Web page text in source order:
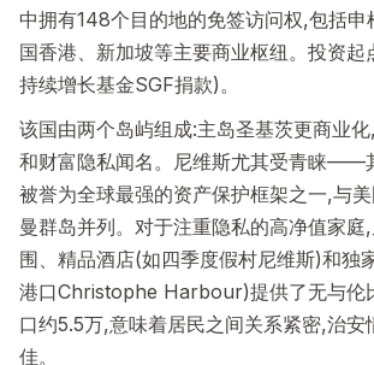
中拥有148个目的地的免签访问权,包括申
国香港、新加坡等主要商业枢纽。投资起
持续增长基金SGF捐款)。
该国由两个岛屿组成:主岛圣基茨更商业
和财富隐私闻名。尼维斯尤其受青睐——
被誉为全球最强的资产保护框架之一,与
曼群岛并列。对于注重隐私的高净值家庭
围、精品酒店(如四季度假村尼维斯)和独
港口Christophe Harbour)提供了无与伦
口约5.5万,意味着居民之间关系紧密,治安
佳。